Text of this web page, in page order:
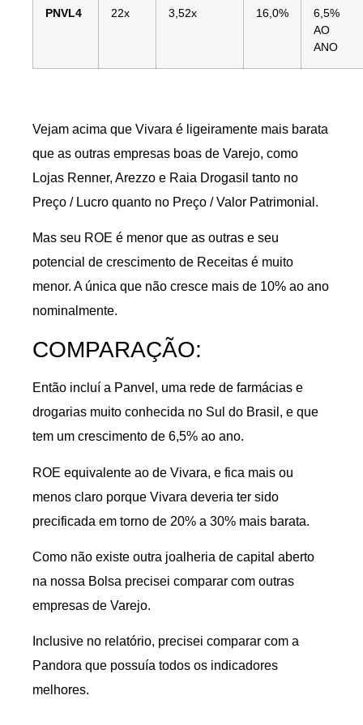
PNVL4 22x 3,52x 16,0%
6,5%
AO
ANO
Vejam acima que Vivara é ligeiramente mais barata
que as outras empresas boas de Varejo, como
Lojas Renner, Arezzo e Raia Drogasil tanto no
Preço / Lucro quanto no Preço / Valor Patrimonial.
Mas seu ROE é menor que as outras e seu
potencial de crescimento de Receitas é muito
menor. A única que não cresce mais de 10% ao ano
nominalmente.
COMPARAÇÃO:
Então incluí a Panvel, uma rede de farmácias e
drogarias muito conhecida no Sul do Brasil, e que
tem um crescimento de 6,5% ao ano.
ROE equivalente ao de Vivara, e fica mais ou
menos claro porque Vivara deveria ter sido
precificada em torno de 20% a 30% mais barata.
Como não existe outra joalheria de capital aberto
na nossa Bolsa precisei comparar com outras
empresas de Varejo.
Inclusive no relatório, precisei comparar com a
Pandora que possuía todos os indicadores
melhores.